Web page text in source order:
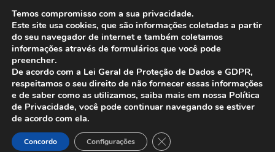
ANFIP - Associação Nacional dos Auditores
Fiscais da Receita Federal do Brasil.
Todos os Direitos Reservados.
Temos compromisso com a sua privacidade.
Este site usa cookies, que são informações coletadas a partir
do seu navegador de internet e também coletamos
informações através de formulários que você pode
preencher.
De acordo com a Lei Geral de Proteção de Dados e GDPR,
respeitamos o seu direito de não fornecer essas informações
e de saber como as utilizamos, saiba mais em nossa Política
de Privacidade, você pode continuar navegando se estiver
de acordo com ela.
Concordo Configurações Close GDPR Cookie Banner